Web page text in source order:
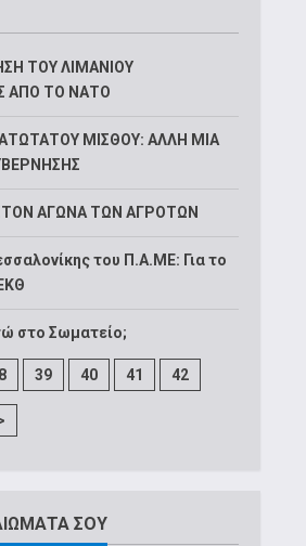
ΤΟΥ ΛΙΜΑΝΙΟΥ
ΑΠΟ ΤΟ ΝΑΤΟ
ΜΙΣΘΟΥ: ΑΛΛΗ ΜΙΑ
ΑΓΩΝΑ ΤΩΝ ΑΓΡΟΤΩΝ
του Π.Α.ΜΕ: Για το
στο Σωματείο;
39 40 41 42
ΣΟΥ